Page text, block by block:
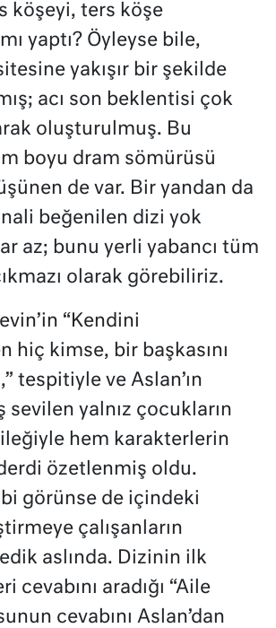
köşeyi, ters köşe
yaptı? Öyleyse bile,
yakışır bir şekilde
acı son beklentisi çok
oluşturulmuş. Bu
boyu dram sömürüsü
de var. Bir yandan da
beğenilen dizi yok
az; bunu yerli yabancı tüm
olarak görebiliriz.
“Kendini
hiç kimse, bir başkasını
tespitiyle ve Aslan’ın
sevilen yalnız çocukların
hem karakterlerin
özetlenmiş oldu.
görünse de içindeki
çalışanların
aslında. Dizinin ilk
cevabını aradığı “Aile
cevabını Aslan’dan